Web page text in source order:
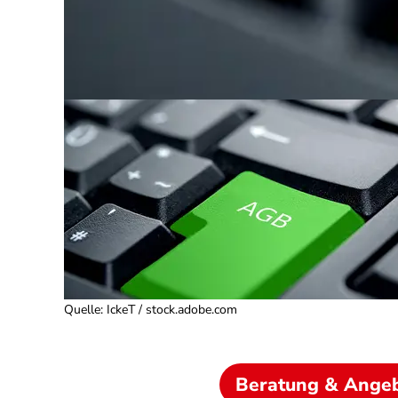
Quelle: IckeT / stock.adobe.com
Beratung &